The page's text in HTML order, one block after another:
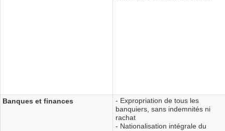
Banques et finances
- Expropriation de tous les
banquiers, sans indemnités ni
rachat
- Nationalisation intégrale du